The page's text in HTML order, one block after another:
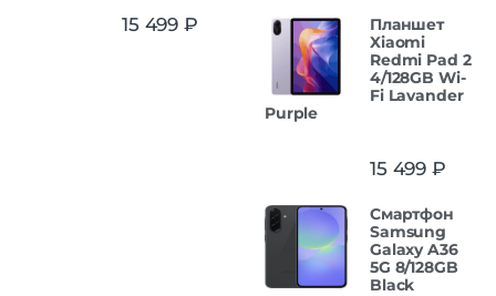
15 499 ₽
Планшет
Xiaomi
Redmi Pad 2
4/128GB Wi-
Fi Lavander
Purple
15 499 ₽
Смартфон
Samsung
Galaxy A36
5G 8/128GB
Black